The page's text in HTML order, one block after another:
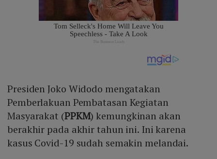
Presiden Joko Widodo mengatakan
Pemberlakuan Pembatasan Kegiatan
Masyarakat (PPKM) kemungkinan akan
berakhir pada akhir tahun ini. Ini karena
kasus Covid-19 sudah semakin melandai.